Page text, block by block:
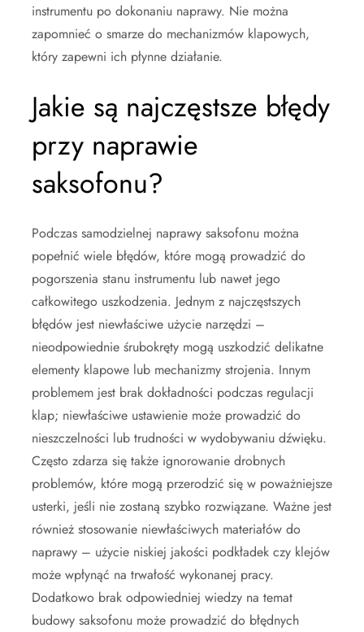
instrumentu po dokonaniu naprawy. Nie można
zapomnieć o smarze do mechanizmów klapowych,
który zapewni ich płynne działanie.
Jakie są najczęstsze błędy
przy naprawie
saksofonu?
Podczas samodzielnej naprawy saksofonu można
popełnić wiele błędów, które mogą prowadzić do
pogorszenia stanu instrumentu lub nawet jego
całkowitego uszkodzenia. Jednym z najczęstszych
błędów jest niewłaściwe użycie narzędzi –
nieodpowiednie śrubokręty mogą uszkodzić delikatne
elementy klapowe lub mechanizmy strojenia. Innym
problemem jest brak dokładności podczas regulacji
klap; niewłaściwe ustawienie może prowadzić do
nieszczelności lub trudności w wydobywaniu dźwięku.
Często zdarza się także ignorowanie drobnych
problemów, które mogą przerodzić się w poważniejsze
usterki, jeśli nie zostaną szybko rozwiązane. Ważne jest
również stosowanie niewłaściwych materiałów do
naprawy – użycie niskiej jakości podkładek czy klejów
może wpłynąć na trwałość wykonanej pracy.
Dodatkowo brak odpowiedniej wiedzy na temat
budowy saksofonu może prowadzić do błędnych